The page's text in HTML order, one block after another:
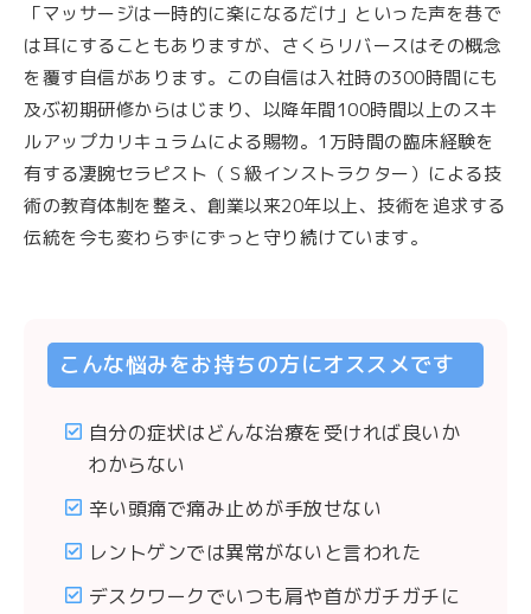
「マッサージは一時的に楽になるだけ」といった声を巷で
は耳にすることもありますが、さくらリバースはその概念
を覆す自信があります。この自信は入社時の300時間にも
及ぶ初期研修からはじまり、以降年間100時間以上のスキ
ルアップカリキュラムによる賜物。1万時間の臨床経験を
有する凄腕セラピスト（Ｓ級インストラクター）による技
術の教育体制を整え、創業以来20年以上、技術を追求する
伝統を今も変わらずにずっと守り続けています。
こんな悩みをお持ちの方にオススメです
自分の症状はどんな治療を受ければ良いか
わからない
辛い頭痛で痛み止めが手放せない
レントゲンでは異常がないと言われた
デスクワークでいつも肩や首がガチガチに